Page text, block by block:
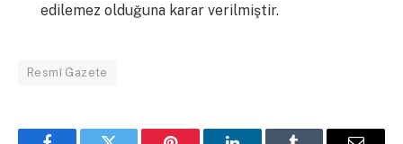
edilemez olduğuna karar verilmiştir.
Resmî Gazete